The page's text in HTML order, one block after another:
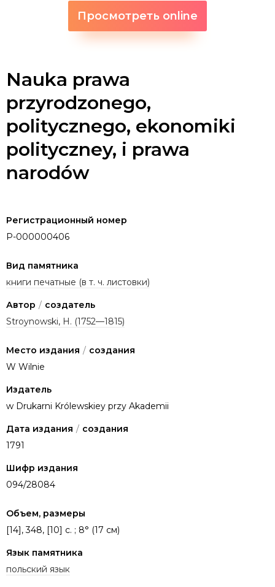
Просмотреть online
Nauka prawa
przyrodzonego,
politycznego, ekonomiki
polityczney, i prawa
narodów
Регистрационный номер
P-000000406
Вид памятника
книги печатные (в т. ч. листовки)
Автор / создатель
Stroynowski, H. (1752—1815)
Место издания / создания
W Wilnie
Издатель
w Drukarni Królewskiey przy Akademii
Дата издания / создания
1791
Шифр издания
094/28084
Объем, размеры
[14], 348, [10] с. ; 8° (17 см)
Язык памятника
польский язык